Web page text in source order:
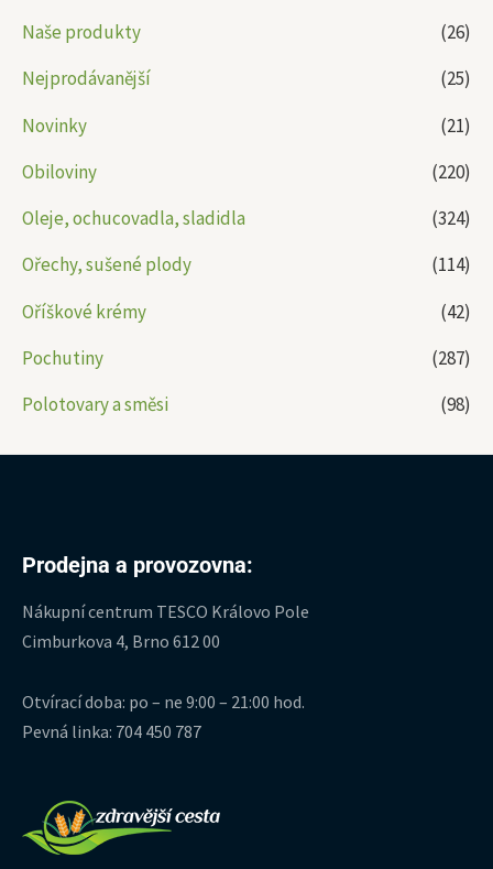
Naše produkty
(26)
Nejprodávanější
(25)
Novinky
(21)
Obiloviny
(220)
Oleje, ochucovadla, sladidla
(324)
Ořechy, sušené plody
(114)
Oříškové krémy
(42)
Pochutiny
(287)
Polotovary a směsi
(98)
Prodejna a provozovna:
Nákupní centrum TESCO Královo Pole
Cimburkova 4, Brno 612 00
Otvírací doba: po – ne 9:00 – 21:00 hod.
Pevná linka: 704 450 787